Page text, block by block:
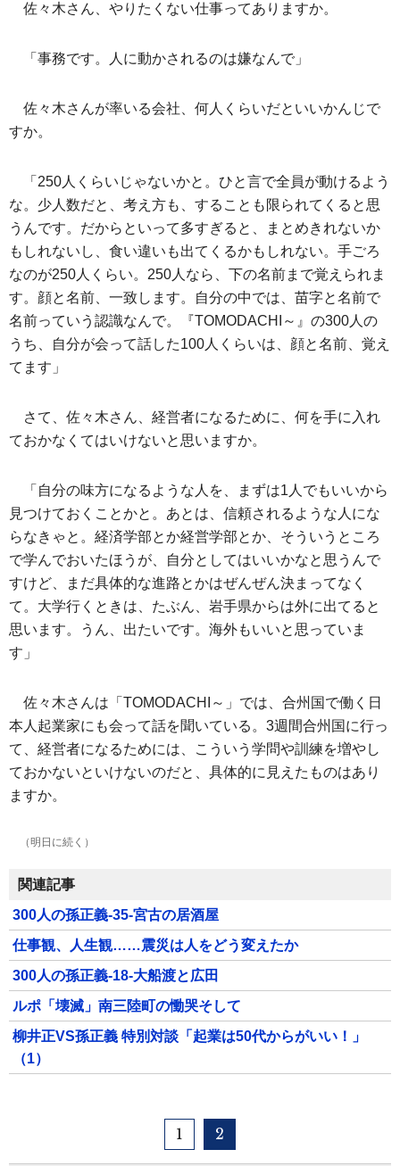
佐々木さん、やりたくない仕事ってありますか。
「事務です。人に動かされるのは嫌なんで」
佐々木さんが率いる会社、何人くらいだといいかんじで
すか。
「250人くらいじゃないかと。ひと言で全員が動けるよう
な。少人数だと、考え方も、することも限られてくると思
うんです。だからといって多すぎると、まとめきれないか
もしれないし、食い違いも出てくるかもしれない。手ごろ
なのが250人くらい。250人なら、下の名前まで覚えられま
す。顔と名前、一致します。自分の中では、苗字と名前で
名前っていう認識なんで。『TOMODACHI～』の300人の
うち、自分が会って話した100人くらいは、顔と名前、覚え
てます」
さて、佐々木さん、経営者になるために、何を手に入れ
ておかなくてはいけないと思いますか。
「自分の味方になるような人を、まずは1人でもいいから
見つけておくことかと。あとは、信頼されるような人にな
らなきゃと。経済学部とか経営学部とか、そういうところ
で学んでおいたほうが、自分としてはいいかなと思うんで
すけど、まだ具体的な進路とかはぜんぜん決まってなく
て。大学行くときは、たぶん、岩手県からは外に出てると
思います。うん、出たいです。海外もいいと思っていま
す」
佐々木さんは「TOMODACHI～」では、合州国で働く日
本人起業家にも会って話を聞いている。3週間合州国に行っ
て、経営者になるためには、こういう学問や訓練を増やし
ておかないといけないのだと、具体的に見えたものはあり
ますか。
（明日に続く）
関連記事
300人の孫正義-35-宮古の居酒屋
仕事観、人生観……震災は人をどう変えたか
300人の孫正義-18-大船渡と広田
ルポ「壊滅」南三陸町の慟哭そして
柳井正VS孫正義 特別対談「起業は50代からがいい！」
（1）
1 2